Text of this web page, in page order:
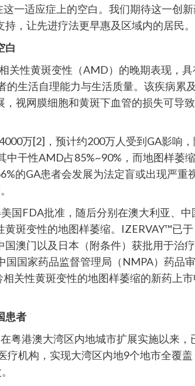
一适应症上的空白。我们期待这一创
，让先进疗法更早惠及区域内的居民。
白
关性黄斑变性（AMD）的晚期表现，
的生活自理能力与生活质量。该疾病累
视网膜细胞和黄斑下血管的损失可导
万[2]，预计约200万人受到GA影响
中干性AMD占85%~90%，而地图样萎
的GA患者会发展为法定盲或出现严重
国FDA批准，随后分别在澳大利亚、中
斑变性的地图样萎缩。IZERVAY™已于
澳门以及日本（附条件）获批用于治
国国家药品监督管理局（NMPA）药品
关性黄斑变性的地图样萎缩的新药上
患者
粤港澳大湾区内地城市扩展实施以来
疗机构，实现大湾区内地9个地市全覆